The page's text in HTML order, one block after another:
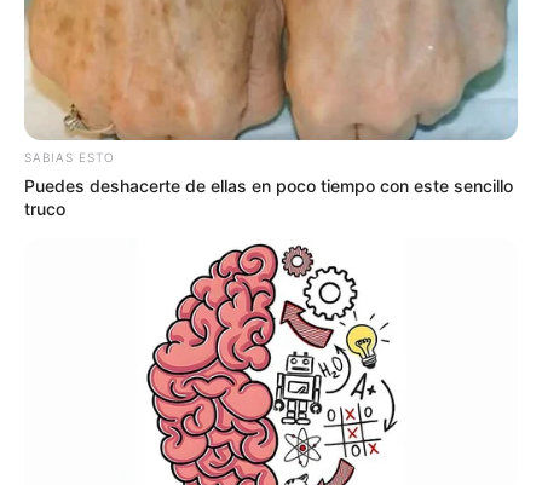
ACCIDENTE DE TRÁNSITO
Accidente de tránsito
complica movilidad en vía
La Mesa - Mosquera:
CORTES DE LUZ EN BOGOTÁ
Confirman cortes de luz en
Bogotá y Soacha el
sábado 27 de junio, día de
partidos del Mundial: ¿se
podrá ver el de Colombia?
LEY SECA
SABIAS ESTO
Puedes deshacerte de ellas en poco tiempo con este sencillo
truco